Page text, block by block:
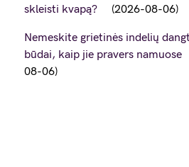
skleisti kvapą?
2026-08-06
Nemeskite grietinės indelių
būdai, kaip jie pravers namuose
08-06